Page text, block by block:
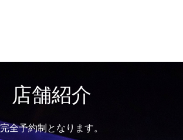
店舗紹介
完全予約制となります。